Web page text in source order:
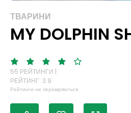
ТВАРИНИ
MY DOLPHIN
55 РЕЙТИНГИ |
РЕЙТИНГ: 3.9
Рейтинги не перевіряються